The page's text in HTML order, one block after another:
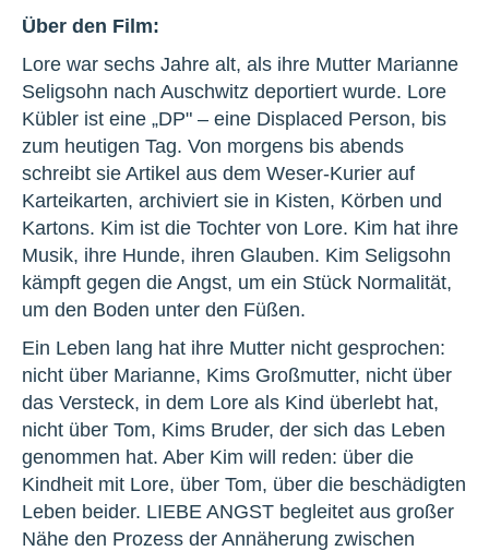
Über den Film:
Lore war sechs Jahre alt, als ihre Mutter Marianne
Seligsohn nach Auschwitz deportiert wurde. Lore
Kübler ist eine „DP" – eine Displaced Person, bis
zum heutigen Tag. Von morgens bis abends
schreibt sie Artikel aus dem Weser-Kurier auf
Karteikarten, archiviert sie in Kisten, Körben und
Kartons. Kim ist die Tochter von Lore. Kim hat ihre
Musik, ihre Hunde, ihren Glauben. Kim Seligsohn
kämpft gegen die Angst, um ein Stück Normalität,
um den Boden unter den Füßen.
Ein Leben lang hat ihre Mutter nicht gesprochen:
nicht über Marianne, Kims Großmutter, nicht über
das Versteck, in dem Lore als Kind überlebt hat,
nicht über Tom, Kims Bruder, der sich das Leben
genommen hat. Aber Kim will reden: über die
Kindheit mit Lore, über Tom, über die beschädigten
Leben beider. LIEBE ANGST begleitet aus großer
Nähe den Prozess der Annäherung zwischen